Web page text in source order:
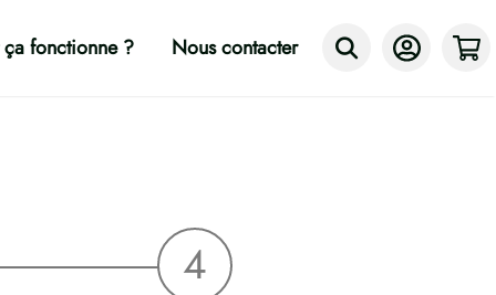
fonctionne ? Nous contacter